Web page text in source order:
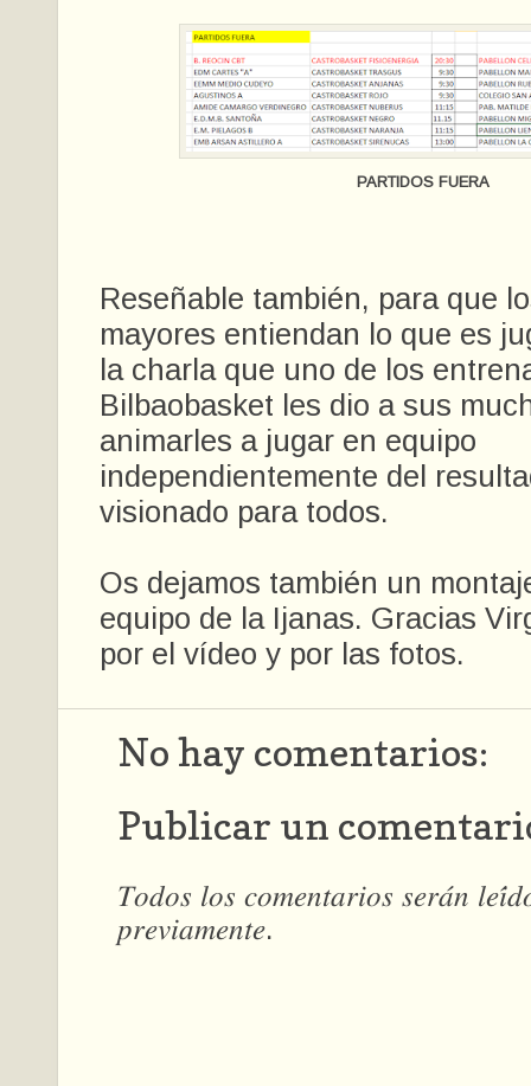
PARTIDOS FUERA
Reseñable también, para que
mayores entiendan lo que es
la charla que uno de los
Bilbaobasket les dio a sus
animarles a jugar en equipo
independientemente del
visionado para todos.
Os dejamos también un
equipo de la Ijanas. Gracias
por el vídeo y por las fotos.
No hay comentarios:
Publicar un
𝑇𝑜𝑑𝑜𝑠 𝑙𝑜𝑠 𝑐𝑜𝑚𝑒𝑛𝑡𝑎𝑟𝑖𝑜𝑠 𝑠𝑒𝑟𝑎́𝑛
𝑝𝑟𝑒𝑣𝑖𝑎𝑚𝑒𝑛𝑡𝑒.